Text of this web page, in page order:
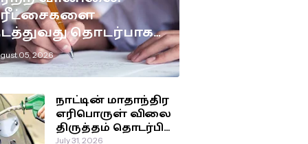
தொடர்பாக
தீர்மானம்!
05, 2026
நாட்டின் மாதாந்திர
எரிபொருள் விலை
திருத்தம் தொடர்பில்
July 31, 2026